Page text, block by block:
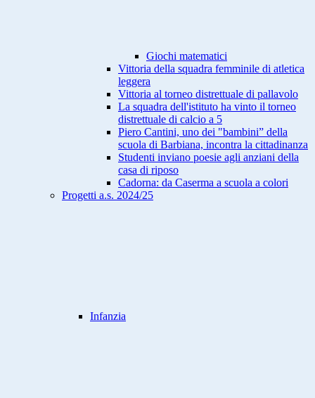
Giochi matematici
Vittoria della squadra femminile di atletica
leggera
Vittoria al torneo distrettuale di pallavolo
La squadra dell'istituto ha vinto il torneo
distrettuale di calcio a 5
Piero Cantini, uno dei "bambini” della
scuola di Barbiana, incontra la cittadinanza
Studenti inviano poesie agli anziani della
casa di riposo
Cadorna: da Caserma a scuola a colori
Progetti a.s. 2024/25
Infanzia